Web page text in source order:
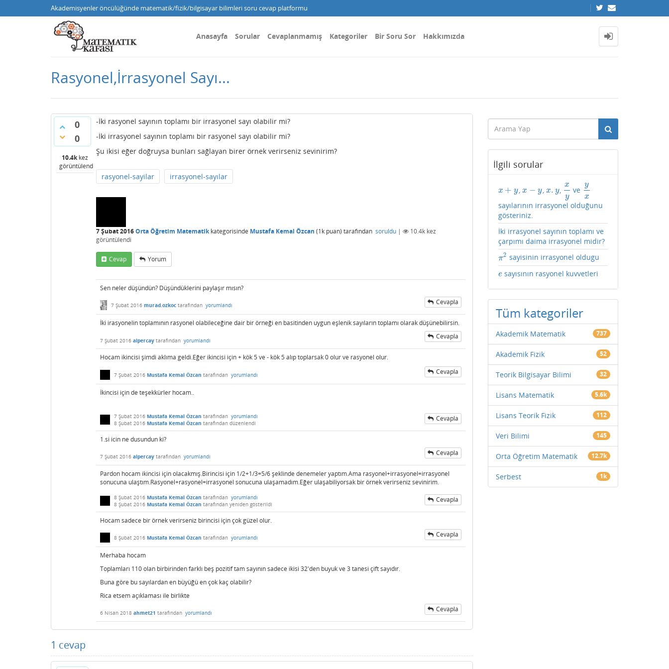
Akademisyenler öncülüğünde matematik/fizik/bilgisayar bilimleri soru cevap platformu
Anasayfa Sorular Cevaplanmamış Kategoriler Bir Soru Sor Hakkımızda
Rasyonel,İrrasyonel Sayı...
0
0
10.4kkez
görüntülendi
-İki rasyonel sayının toplamı bir irrasyonel sayı olabilir mi?
-İki irrasyonel sayının toplamı bir rasyonel sayı olabilir mi?
Şu ikisi eğer doğruysa bunları sağlayan birer örnek verirseniz sevinirim?
rasyonel-sayilar irrasyonel-sayılar
7 Şubat 2016Orta Öğretim Matematikkategorisinde Mustafa Kemal Özcan (1k puan) tarafından soruldu | 10.4k kez
görüntülendi
Cevap Yorum
Sen neler düşündün? Düşündüklerini paylaşır mısın?
7 Şubat 2016 murad.ozkoc tarafından yorumlandı Cevapla
İki irasyonelin toplamının rasyonel olabileceğine dair bir örneği en basitinden uygun eşlenik sayıların toplamı olarak düşünebilirsin.
7 Şubat 2016 alpercay tarafından yorumlandı Cevapla
Hocam ikincisi şimdi aklıma geldi.Eğer ikincisi için + kök 5 ve - kök 5 alıp toplarsak 0 olur ve rasyonel olur.
7 Şubat 2016 Mustafa Kemal Özcan tarafından yorumlandı Cevapla
İkincisi için de teşekkürler hocam..
7 Şubat 2016 Mustafa Kemal Özcan tarafından yorumlandı
8 Şubat 2016 Mustafa Kemal Özcan tarafından düzenlendi
Cevapla
1.si icin ne dusundun ki?
7 Şubat 2016 alpercay tarafından yorumlandı Cevapla
Pardon hocam ikincisi için olacakmış.Birincisi için 1/2+1/3=5/6 şeklinde denemeler yaptım.Ama rasyonel+irrasyonel=irrasyonel
sonucuna ulaştım.Rasyonel+rasyonel=irrasyonel sonucuna ulaşamadım.Eğer ulaşabiliyorsak bir örnek verirseniz sevinirim.
8 Şubat 2016 Mustafa Kemal Özcan tarafından yorumlandı
8 Şubat 2016 Mustafa Kemal Özcan tarafından yeniden gösterildi
Cevapla
Hocam sadece bir örnek verirseniz birincisi için çok güzel olur.
8 Şubat 2016 Mustafa Kemal Özcan tarafından yorumlandı Cevapla
Merhaba hocam
Toplamları 110 olan birbirinden farklı beş pozitif tam sayının sadece ikisi 32'den buyuk ve 3 tanesi çift sayıdır.
Buna göre bu sayılardan en büyüğü en çok kaç olabilir?
Rica etsem açıklaması ile birlikte
6 Nisan 2018 ahmet21 tarafından yorumlandı Cevapla
1 cevap
İlgili sorular
x + y
x+y x − y
x− y x. y
x.y
x
y
xy ve
y
x
yx
sayılarının irrasyonel olduğunu
gösteriniz.
İki irrasyonel sayının toplamı ve
çarpımı daima irrasyonel midir?
π2
π2 sayisinin irrasyonel oldugu
e
esayısının rasyonel kuvvetleri
Tüm kategoriler
Akademik Matematik 737
Akademik Fizik 52
Teorik Bilgisayar Bilimi 32
Lisans Matematik 5.6k
Lisans Teorik Fizik 112
Veri Bilimi 145
Orta Öğretim Matematik 12.7k
Serbest 1k